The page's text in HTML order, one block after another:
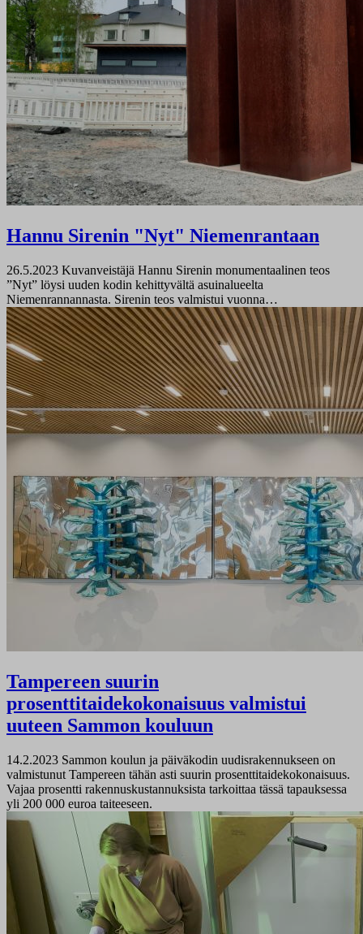
Hannu Sirenin "Nyt" Niemenrantaan
26.5.2023 Kuvanveistäjä Hannu Sirenin monumentaalinen teos
”Nyt” löysi uuden kodin kehittyvältä asuinalueelta
Niemenrannannasta. Sirenin teos valmistui vuonna…
Tampereen suurin
prosenttitaidekokonaisuus valmistui
uuteen Sammon kouluun
14.2.2023 Sammon koulun ja päiväkodin uudisrakennukseen on
valmistunut Tampereen tähän asti suurin prosenttitaidekokonaisuus.
Vajaa prosentti rakennuskustannuksista tarkoittaa tässä tapauksessa
yli 200 000 euroa taiteeseen.